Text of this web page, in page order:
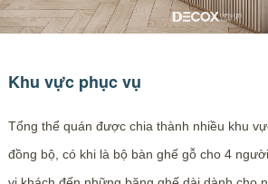
Khu vực phục vụ
Tổng thể quán được chia thành nhiều khu
đồng bộ, có khi là bộ bàn ghế gỗ cho 4